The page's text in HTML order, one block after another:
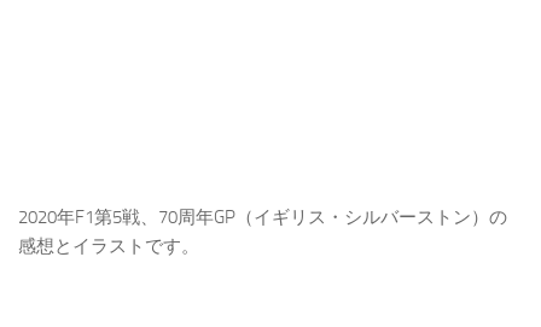
2020年F1第5戦、70周年GP（イギリス・シルバーストン）の
感想とイラストです。